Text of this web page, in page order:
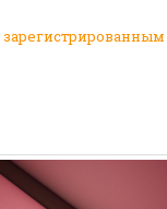
зарегистрированным